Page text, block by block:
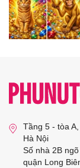
Tầng 5 - tòa
Hà Nội
Số nhà 2B
quận Long